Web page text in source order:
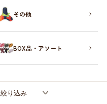
その他
BOX品・アソート
絞り込み